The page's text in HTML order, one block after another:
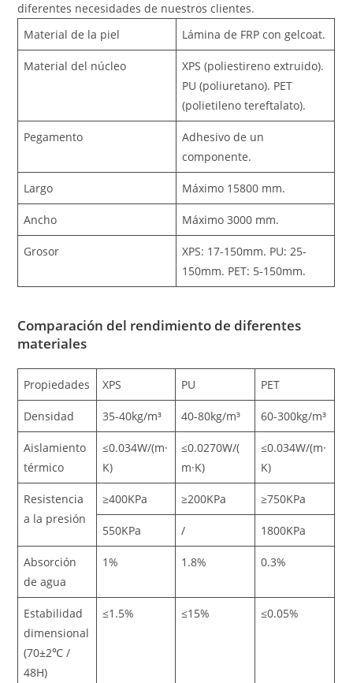
diferentes necesidades de nuestros clientes.
Material de la piel
Lámina de FRP con gelcoat.
Material del núcleo
XPS (poliestireno extruido).
PU (poliuretano). PET
(polietileno tereftalato).
Pegamento
Adhesivo de un
componente.
Largo Máximo 15800 mm.
Ancho Máximo 3000 mm.
Grosor
XPS: 17-150mm. PU: 25-
150mm. PET: 5-150mm.
Comparación del rendimiento de diferentes
materiales
Propiedades XPS PU PET
Densidad 35-40kg/m³ 40-80kg/m³ 60-300kg/m³
Aislamiento
térmico
≤0.034W/(m·
K)
≤0.0270W/(
m·K)
≤0.034W/(m·
K)
Resistencia
a la presión
≥400KPa ≥200KPa ≥750KPa
550KPa / 1800KPa
Absorción
de agua
1% 1.8% 0.3%
Estabilidad
dimensional
(70±2℃ /
48H)
≤1.5% ≤15% ≤0.05%